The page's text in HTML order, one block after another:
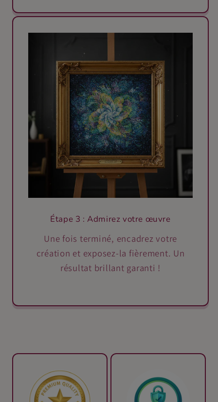
Étape 3 : Admirez votre œuvre
Une fois terminé, encadrez votre
création et exposez-la fièrement. Un
résultat brillant garanti !